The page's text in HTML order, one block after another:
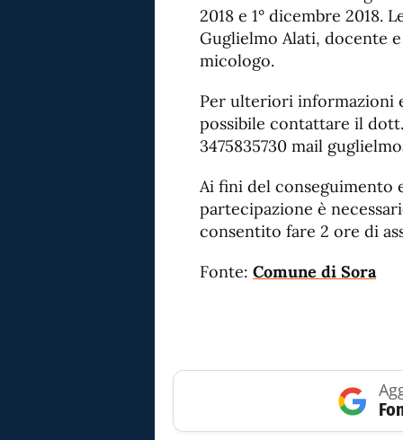
2018 e 1° dicembre 2018.
Guglielmo Alati, docente
micologo.
Per ulteriori informazioni
possibile contattare il
3475835730 mail
Ai fini del conseguimento
partecipazione è
consentito fare 2 ore di
Fonte: Comune di Sora